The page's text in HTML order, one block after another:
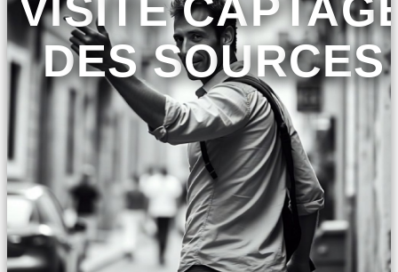
DES SOURCES